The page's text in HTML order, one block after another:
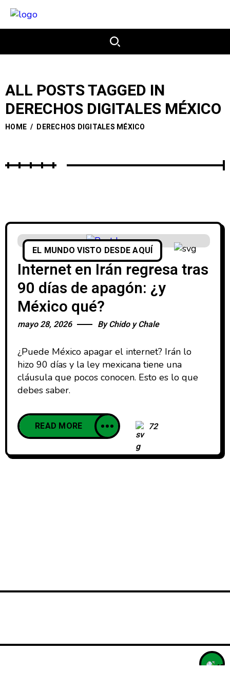
ALL POSTS TAGGED IN
DERECHOS DIGITALES MÉXICO
HOME / DERECHOS DIGITALES MÉXICO
EL MUNDO VISTO DESDE AQUÍ
Internet en Irán regresa tras
90 días de apagón: ¿y
México qué?
mayo 28, 2026 ByChido y Chale
¿Puede México apagar el internet? Irán lo
hizo 90 días y la ley mexicana tiene una
cláusula que pocos conocen. Esto es lo que
debes saber.
READ MORE 72